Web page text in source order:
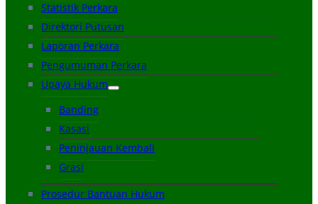
Statistik Perkara
Direktori Putusan
Laporan Perkara
Pengumuman Perkara
Upaya Hukum
Banding
Kasasi
Peninjauan Kembali
Grasi
Prosedur Bantuan Hukum